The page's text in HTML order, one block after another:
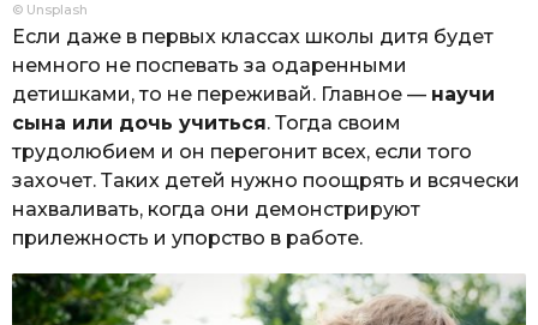
© Unsplash
Если даже в первых классах школы дитя будет
немного не поспевать за одаренными
детишками, то не переживай. Главное — научи
сына или дочь учиться. Тогда своим
трудолюбием и он перегонит всех, если того
захочет. Таких детей нужно поощрять и всячески
нахваливать, когда они демонстрируют
прилежность и упорство в работе.